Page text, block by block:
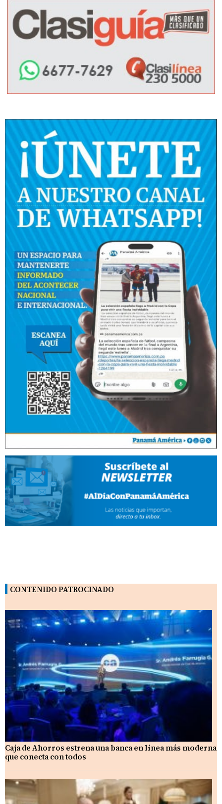
CONTENIDO PATROCINADO
Caja de Ahorros estrena una banca en línea más moderna
que conecta con todos